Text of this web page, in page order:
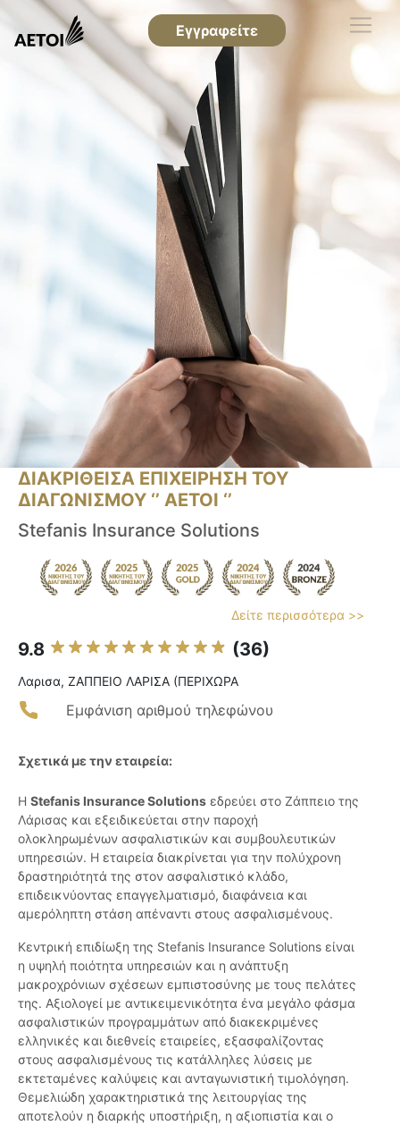
Εγγραφείτε
ΔΙΑΚΡΙΘΕΙΣΑ ΕΠΙΧΕΙΡΗΣΗ ΤΟΥ
ΔΙΑΓΩΝΙΣΜΟΥ ‘’ ΑΕΤΟΙ ‘’
Stefanis Insurance Solutions
Δείτε περισσότερα >>
9.8 (36)
Λαρισα, ΖΑΠΠΕΙΟ ΛΑΡΙΣΑ (ΠΕΡΙΧΩΡΑ
Εμφάνιση αριθμού τηλεφώνου
Σχετικά με την εταιρεία:
Η Stefanis Insurance Solutions εδρεύει στο Ζάππειο της
Λάρισας και εξειδικεύεται στην παροχή
ολοκληρωμένων ασφαλιστικών και συμβουλευτικών
υπηρεσιών. Η εταιρεία διακρίνεται για την πολύχρονη
δραστηριότητά της στον ασφαλιστικό κλάδο,
επιδεικνύοντας επαγγελματισμό, διαφάνεια και
αμερόληπτη στάση απέναντι στους ασφαλισμένους.
Κεντρική επιδίωξη της Stefanis Insurance Solutions είναι
η υψηλή ποιότητα υπηρεσιών και η ανάπτυξη
μακροχρόνιων σχέσεων εμπιστοσύνης με τους πελάτες
της. Αξιολογεί με αντικειμενικότητα ένα μεγάλο φάσμα
ασφαλιστικών προγραμμάτων από διακεκριμένες
ελληνικές και διεθνείς εταιρείες, εξασφαλίζοντας
στους ασφαλισμένους τις κατάλληλες λύσεις με
εκτεταμένες καλύψεις και ανταγωνιστική τιμολόγηση.
Θεμελιώδη χαρακτηριστικά της λειτουργίας της
αποτελούν η διαρκής υποστήριξη, η αξιοπιστία και ο